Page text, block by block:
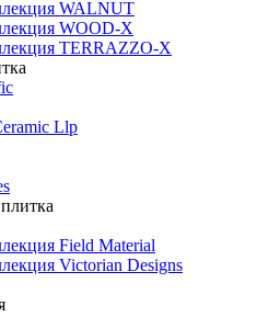
WALNUT
WOOD-X
ТЕRRАZZO-X
Llp
Field Material
Victorian Designs